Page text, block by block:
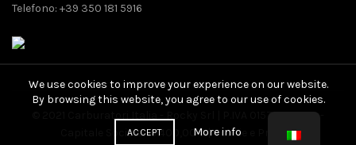
Telefono: +39 350 181 5916
© 2021 Carburatori Italia - Rocky Srl | P.IVA 01571080389 -
Capitale Sociale: 10.400,00 € |Cookie Privacy
We use cookies to improve your experience on our website.
By browsing this website, you agree to our use of cookies.
ACCEPT More info